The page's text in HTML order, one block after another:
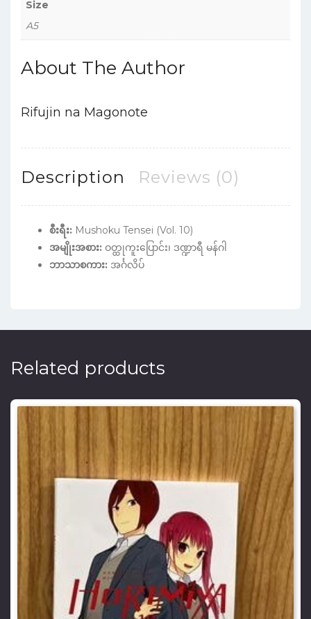
Size
A5
About The Author
Rifujin na Magonote
Description Reviews (0)
စီးရီး: Mushoku Tensei (Vol. 10)
အမျိုးအစား: ဝတ္ထုကူးပြောင်း၊ ဒဏ္ဍာရီ မန်ဂါ
ဘာသာစကား: အင်္ဂလိပ်
Related products